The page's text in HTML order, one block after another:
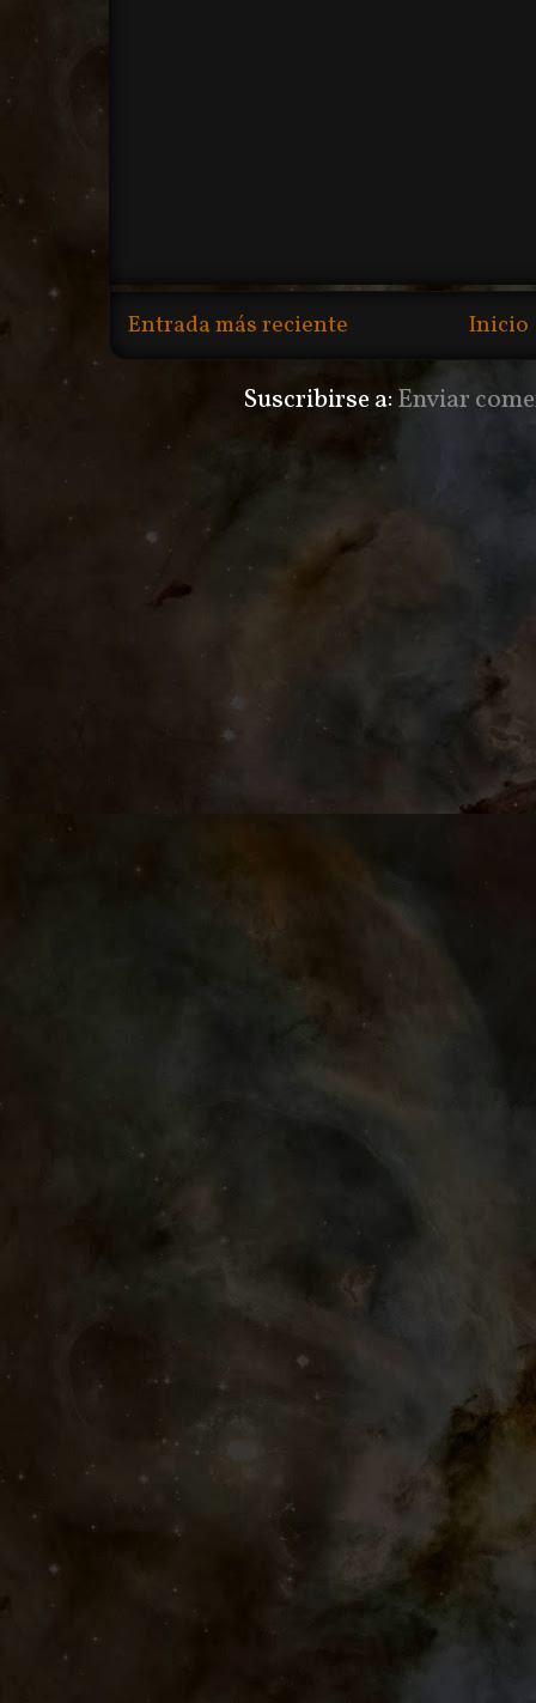
Entrada más reciente Inicio
Suscribirse a:Enviar